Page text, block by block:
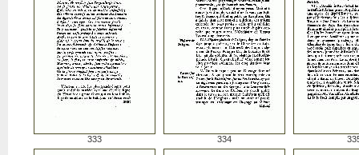
333 334